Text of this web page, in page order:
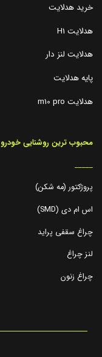
خرید هدلایت
هدلایت H1
هدلایت لنز دار
پایه هدلایت
هدلایت m10 pro
محبوب ترین روشنایی خودرو
_____
پروژکتور (مه شکن)
اس ام دی (SMD)
چراغ سقفی پراید
لنز چراغ
چراغ زنون